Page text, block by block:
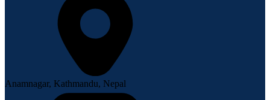
Anamnagar, Kathmandu, Nepal